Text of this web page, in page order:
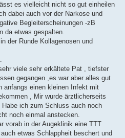
es vielleicht nicht so gut einheilen
dabei auch vor der Narkose und
Begleiterscheinungen -zB
da etwas gespalten.
der Runde Kollagenosen und
viele sehr erkältete Pat , tiefster
gegangen ,es war aber alles gut
anfangs einen kleinen Infekt mit
, Mir wurde ärztlicherseits
ich zum Schluss auch noch
noch einmal anstecken.
vorab in der Augeklinik eine TTT
etwas Schlappheit beschert und